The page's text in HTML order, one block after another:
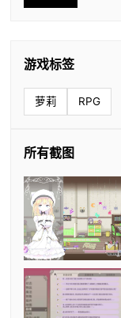
游戏标签
萝莉 RPG
所有截图